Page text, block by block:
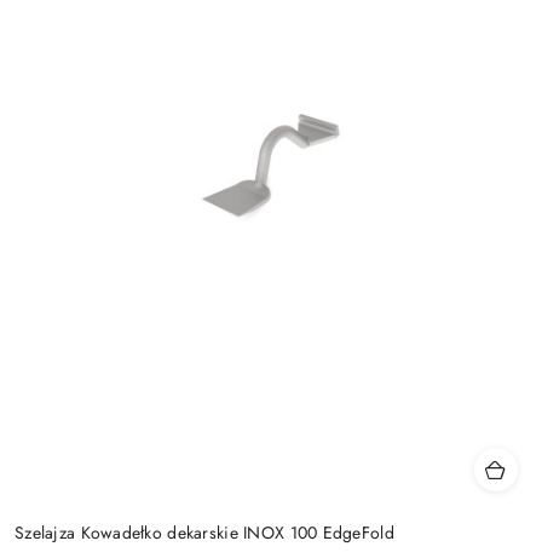
Szelajza Kowadełko dekarskie INOX 100 EdgeFold